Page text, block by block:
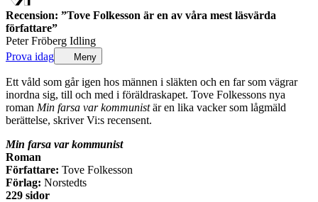
Recension: ”Tove Folkesson är en av våra mest läsvärda
författare”
Peter Fröberg Idling
Prova idag
Meny
Ett våld som går igen hos männen i släkten och en far som vägrar
inordna sig, till och med i föräldraskapet. Tove Folkessons nya
roman Min farsa var kommunistär en lika vacker som lågmäld
berättelse, skriver Vi:s recensent.
Min farsa var kommunist
Roman
Författare: Tove Folkesson
Förlag: Norstedts
229 sidor